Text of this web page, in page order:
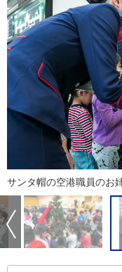
サンタ帽の空港職員のお